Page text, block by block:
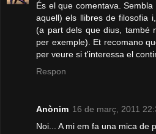
És el que comentava.
aquell) els llibres de filosofia
(a part dels que dius, també
per exemple). Et recomano
per veure si t'interessa el
Respon
Anònim 16 de març, 2011
Noi... A mi em fa una mica de